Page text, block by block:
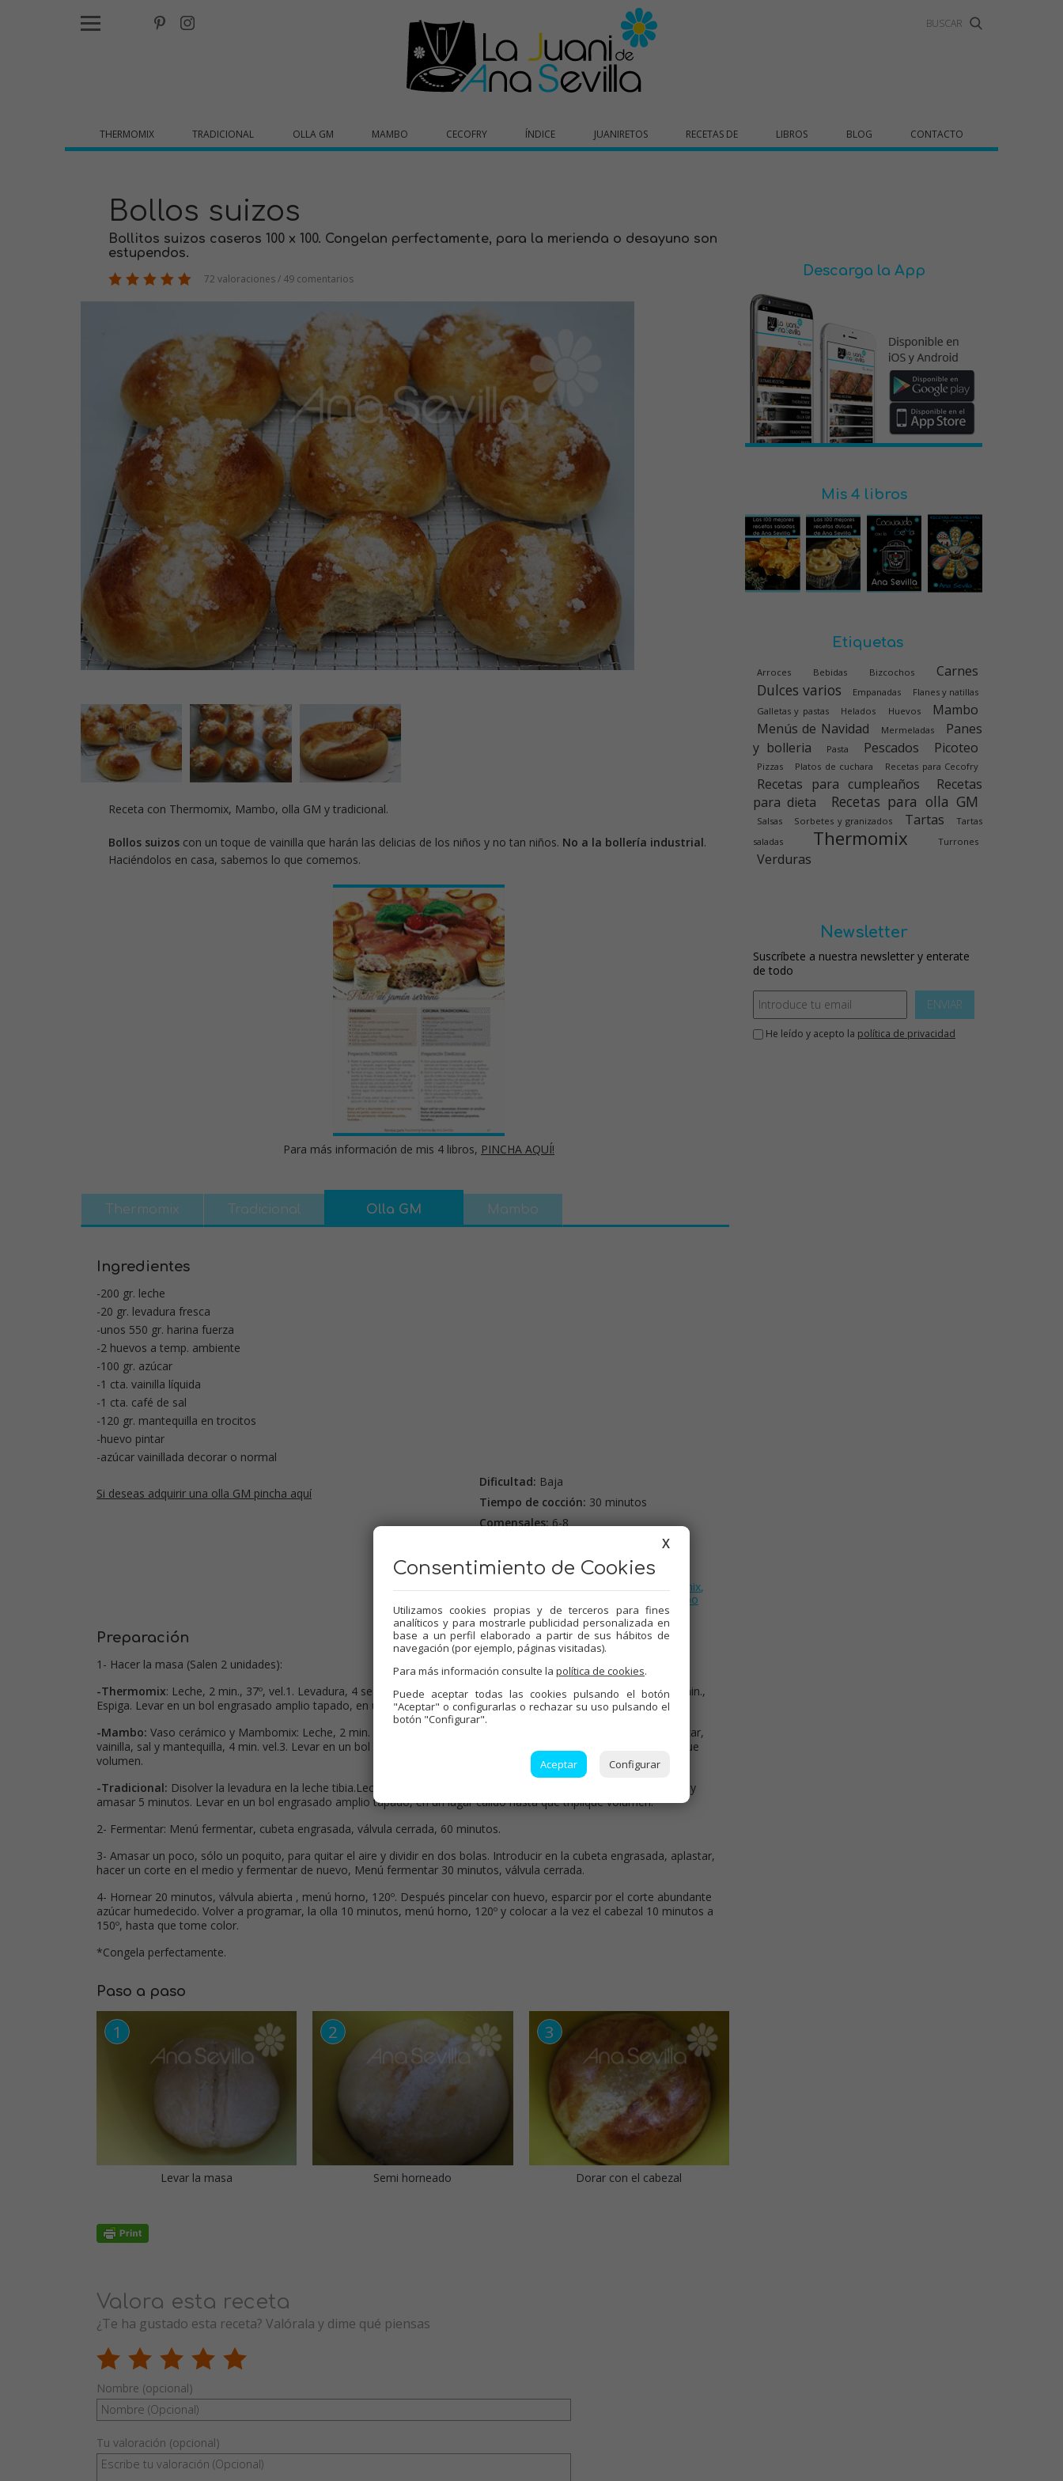
THERMOMIX TRADICIONAL OLLA GM MAMBO CECOFRY ÍNDICE JUANIRETOS RECETAS DE LIBROS BLOG CONTACTO
Bollos suizos
Bollitos suizos caseros 100 x 100. Congelan perfectamente, para la merienda o desayuno son
estupendos.
72 valoraciones / 49 comentarios
Receta con Thermomix, Mambo, olla GM y tradicional.
Bollos suizos con un toque de vainilla que harán las delicias de los niños y no tan niños. No a la bollería industrial.
Haciéndolos en casa, sabemos lo que comemos.
Para más información de mis 4 libros, PINCHA AQUÍ!
Thermomix Tradicional Olla GM Mambo
Ingredientes
-200 gr. leche
-20 gr. levadura fresca
-unos 550 gr. harina fuerza
-2 huevos a temp. ambiente
-100 gr. azúcar
-1 cta. vainilla líquida
-1 cta. café de sal
-120 gr. mantequilla en trocitos
-huevo pintar
-azúcar vainillada decorar o normal
Si deseas adquirir una olla GM pincha aquí
Dificultad: Baja
Tiempo de cocción: 30 minutos
Comensales:6-8
Etiquetas:
Panes y bolleria,Dulces varios,Thermomix,
Mambo
Preparación
1- Hacer la masa (Salen 2 unidades):
-Thermomix: Leche, 2 min., 37º, vel.1. Levadura, 4 seg., vel.4. Harina, huevos, azúcar, vainilla, sal y mantequilla, 4 min.,
Espiga. Levar en un bol engrasado amplio tapado, en un lugar cálido hasta que triplique volumen
-Mambo: Vaso cerámico y Mambomix: Leche, 2 min. vel.1, Tª 37º, p.c.2. Levadura, 6 seg. vel.4. Harina, huevos, azúcar,
vainilla, sal y mantequilla, 4 min. vel.3. Levar en un bol engrasado amplio tapado, en un lugar cálido hasta que triplique
volumen.
-Tradicional: Disolver la levadura en la leche tibia.Leche. Añadir la harina, huevos, azúcar, vainilla, sal y mantequilla y
amasar 5 minutos. Levar en un bol engrasado amplio tapado, en un lugar cálido hasta que triplique volumen.
2- Fermentar: Menú fermentar, cubeta engrasada, válvula cerrada, 60 minutos.
3- Amasar un poco, sólo un poquito, para quitar el aire y dividir en dos bolas. Introducir en la cubeta engrasada, aplastar,
hacer un corte en el medio y fermentar de nuevo, Menú fermentar 30 minutos, válvula cerrada.
4- Hornear 20 minutos, válvula abierta , menú horno, 120º. Después pincelar con huevo, esparcir por el corte abundante
azúcar humedecido. Volver a programar, la olla 10 minutos, menú horno, 120º y colocar a la vez el cabezal 10 minutos a
150º, hasta que tome color.
*Congela perfectamente.
Paso a paso
Levar la masa Semi horneado Dorar con el cabezal
Valora esta receta
¿Te ha gustado esta receta? Valórala y dime qué piensas
Nombre (opcional)
Tu valoración (opcional)
Descarga la App
Mis 4 libros
Etiquetas
Arroces Bebidas Bizcochos Carnes
Dulces varios Empanadas
Flanes y natillas
Galletas y pastas
Helados Huevos
Mambo
Menús de Navidad
Mermeladas
Panes
y bolleria
Pasta Pescados Picoteo
Pizzas Platos de cuchara Recetas para Cecofry
Recetas para cumpleaños
Recetas
para dieta
Recetas para olla GM
Salsas Sorbetes y granizados Tartas
Tartas
saladas
Thermomix Turrones
Verduras
Newsletter
Suscríbete a nuestra newsletter y enterate
de todo
ENVIAR
He leído y acepto la política de privacidad
X
Consentimiento de Cookies
Utilizamos cookies propias y de terceros para fines
analíticos y para mostrarle publicidad personalizada en
base a un perfil elaborado a partir de sus hábitos de
navegación (por ejemplo, páginas visitadas).
Para más información consulte la política de cookies.
Puede aceptar todas las cookies pulsando el botón
"Aceptar" o configurarlas o rechazar su uso pulsando el
botón "Configurar".
Aceptar Configurar